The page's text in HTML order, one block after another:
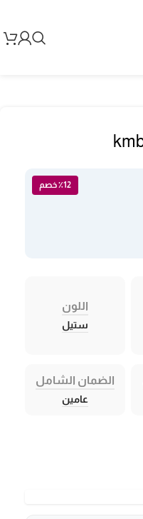
٪12 خصم
اللون
ستيل
الضمان الشامل
عامين